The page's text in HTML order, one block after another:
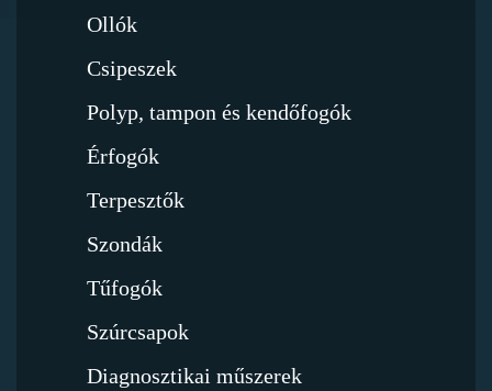
Ollók
Csipeszek
Polyp, tampon és kendőfogók
Érfogók
Terpesztők
Szondák
Tűfogók
Szúrcsapok
Diagnosztikai műszerek